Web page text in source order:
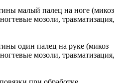
малый палец на ноге (микоз
мозоли, травматизация,
один палец на руке (микоз
мозоли, травматизация,